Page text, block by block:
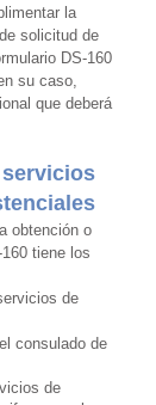
la
solicitud de
DS-160
su caso,
que deberá
obtención o
tiene los
de
consulado de
de